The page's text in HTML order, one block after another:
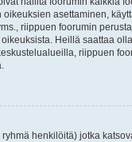
asettaminen,
riippuen foorumin
Heillä saattaa
riippuen
henkilöitä) jotka